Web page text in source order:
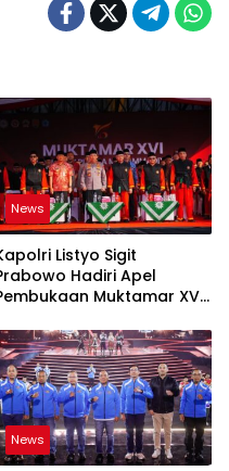
News
Listyo Sigit
Hadiri Apel
Muktamar XVI
News